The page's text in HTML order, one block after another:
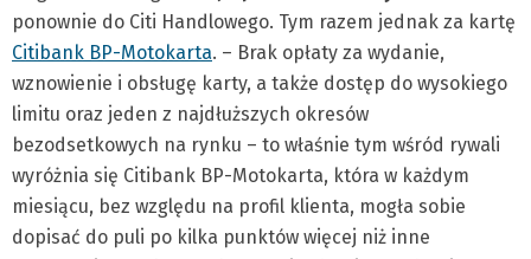
ponownie do Citi Handlowego. Tym razem jednak za kartę
Citibank BP-Motokarta. – Brak opłaty za wydanie,
wznowienie i obsługę karty, a także dostęp do wysokiego
limitu oraz jeden z najdłuższych okresów
bezodsetkowych na rynku – to właśnie tym wśród rywali
wyróżnia się Citibank BP-Motokarta, która w każdym
miesiącu, bez względu na profil klienta, mogła sobie
dopisać do puli po kilka punktów więcej niż inne